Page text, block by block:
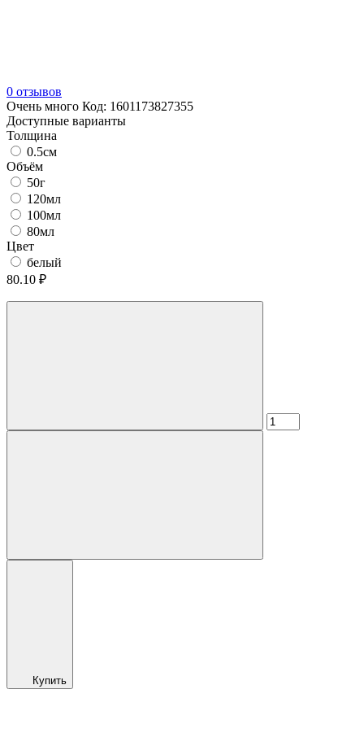
0 отзывов
Очень много Код: 1601173827355
Доступные варианты
Толщина
0.5см
Объём
50г
120мл
100мл
80мл
Цвет
белый
80.10 ₽
Купить